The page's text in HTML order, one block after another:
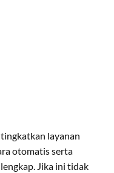
layanan
otomatis serta
Jika ini tidak